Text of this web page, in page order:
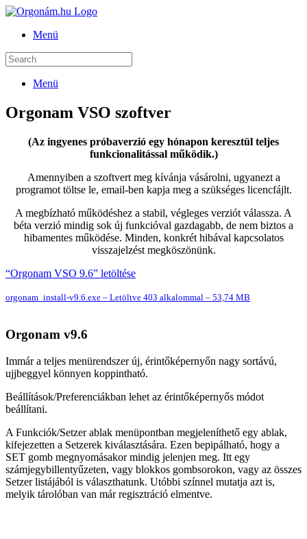
Menü
Menü
Orgonam VSO szoftver
(Az ingyenes próbaverzió egy hónapon keresztül teljes
funkcionalitással működik.)
Amennyiben a szoftvert meg kívánja vásárolni, ugyanezt a
programot töltse le, email-ben kapja meg a szükséges licencfájlt.
A megbízható működéshez a stabil, végleges verziót válassza. A
béta verzió mindig sok új funkcióval gazdagabb, de nem biztos a
hibamentes működése. Minden, konkrét hibával kapcsolatos
visszajelzést megköszönünk.
“Orgonam VSO 9.6” letöltése
orgonam_install-v9.6.exe – Letöltve 403 alkalommal – 53,74 MB
Orgonam v9.6
Immár a teljes menürendszer új, érintőképernyőn nagy sortávú,
ujjbeggyel könnyen koppintható.
Beállítások/Preferenciákban lehet az érintőképernyős módot
beállítani.
A Funkciók/Setzer ablak menüpontban megjeleníthető egy ablak,
kifejezetten a Setzerek kiválasztására. Ezen bepipálható, hogy a
SET gomb megnyomásakor mindig jelenjen meg. Itt egy
számjegybillentyűzeten, vagy blokkos gombsorokon, vagy az összes
Setzer listájából is választhatunk. Utóbbi színnel mutatja azt is,
melyik tárolóban van már regisztráció elmentve.